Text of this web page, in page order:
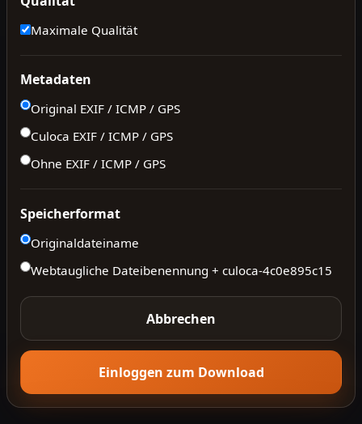
Maximale Qualität
Metadaten
Original EXIF / ICMP / GPS
Culoca EXIF / ICMP / GPS
Ohne EXIF / ICMP / GPS
Speicherformat
Originaldateiname
Webtaugliche Dateibenennung + culoca-4c0e895c15
Abbrechen
Einloggen zum Download